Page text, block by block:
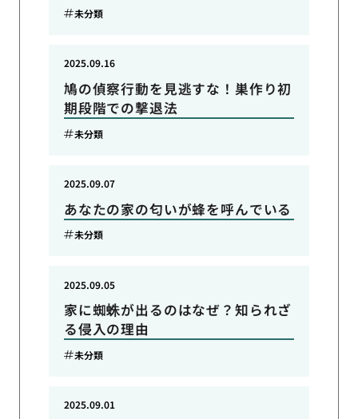
未分類
鳩の偵察行動を見逃すな！巣作り初
期段階での撃退法
2025.09.16
未分類
あなたの家の匂いが蜂を呼んでいる
2025.09.07
未分類
家に蜘蛛が出るのはなぜ？知られざ
る侵入の理由
2025.09.05
未分類
2025.09.01